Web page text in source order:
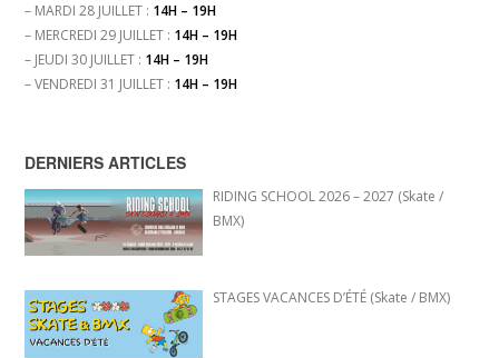
– MARDI 28 JUILLET : 14H – 19H
– MERCREDI 29 JUILLET : 14H – 19H
– JEUDI 30 JUILLET : 14H – 19H
– VENDREDI 31 JUILLET : 14H – 19H
DERNIERS ARTICLES
RIDING SCHOOL 2026 – 2027 (Skate /
BMX)
STAGES VACANCES D’ÉTÉ (Skate / BMX)